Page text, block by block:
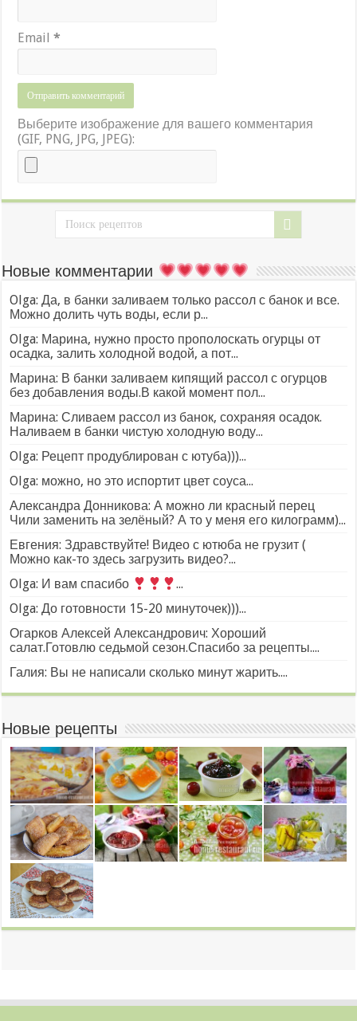
Email*
Выберите изображение для вашего комментария
(GIF, PNG, JPG, JPEG):
Новые комментарии
Olga: Да, в банки заливаем только рассол с банок и все.
Можно долить чуть воды, если р...
Olga: Марина, нужно просто прополоскать огурцы от
осадка, залить холодной водой, а пот...
Марина: В банки заливаем кипящий рассол с огурцов
без добавления воды.В какой момент пол...
Марина: Сливаем рассол из банок, сохраняя осадок.
Наливаем в банки чистую холодную воду...
Olga: Рецепт продублирован с ютуба)))...
Olga: можно, но это испортит цвет соуса...
Александра Донникова: А можно ли красный перец
Чили заменить на зелёный? А то у меня его килограмм)...
Евгения: Здравствуйте! Видео с ютюба не грузит (
Можно как-то здесь загрузить видео?...
Olga: И вам спасибо
...
Olga: До готовности 15-20 минуточек)))...
Огарков Алексей Александрович: Хороший
салат.Готовлю седьмой сезон.Спасибо за рецепты....
Галия: Вы не написали сколько минут жарить....
Новые рецепты